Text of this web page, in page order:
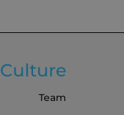
Culture
Team